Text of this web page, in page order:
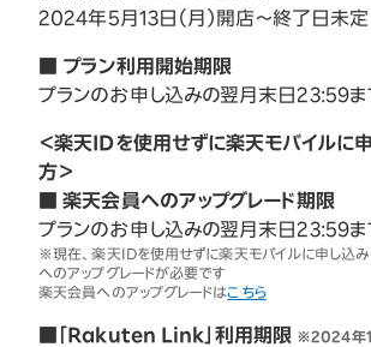
2024年5月13日（月）開店～終了日未定
■ プラン利用開始期限
プランのお申し込みの翌月末日23:59ま
＜楽天IDを使用せずに楽天モバイルに
方＞
■ 楽天会員へのアップグレード期限
プランのお申し込みの翌月末日23:59ま
※現在、楽天IDを使用せずに楽天モバイルに申し込
へのアップグレードが必要です
楽天会員へのアップグレードはこちら
■「Rakuten Link」利用期限 ※2024年